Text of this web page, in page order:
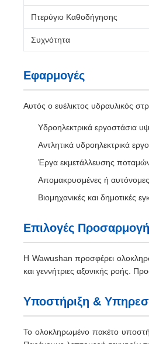
Πτερύγιο Καθοδήγησης
Συχνότητα
Εφαρμογές
Αυτός ο ευέλικτος υδραυλικός
Υδροηλεκτρικά εργοστάσια
Αντλητικά υδροηλεκτρικά
Έργα εκμετάλλευσης ποταμών
Απομακρυσμένες ή αυτόνομες
Βιομηχανικές και δημοτικές
Επιλογές
Η Wawushan προσφέρει
και γεννήτριες αξονικής ροής.
Υποστήριξη &
Το ολοκληρωμένο πακέτο